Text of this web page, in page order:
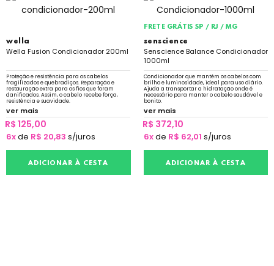
wella
Wella Fusion Condicionador 200ml
Proteção e resistência para os cabelos
fragilizados e quebradiços. Reparação e
restauração extra para os fios que foram
danificados. Assim, o cabelo recebe força,
resistência e suavidade.
ver mais
R$ 125,00
6xde R$ 20,83 s/juros
ADICIONAR À CESTA
FRETE GRÁTIS SP / RJ / MG
senscience
Senscience Balance Condicionador
1000ml
Condicionador que mantém os cabelos com
brilho e luminosidade, ideal para uso diário.
Ajuda a transportar a hidratação onde é
necessário para manter o cabelo saudável e
bonito.
ver mais
R$ 372,10
6xde R$ 62,01 s/juros
ADICIONAR À CESTA